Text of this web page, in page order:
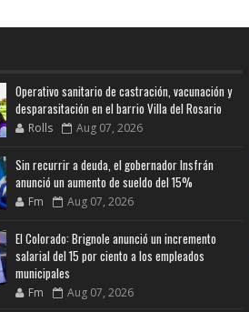
Operativo sanitario de castración, vacunación y
desparasitación en el barrio Villa del Rosario
Rolls Aug 07, 2026
Sin recurrir a deuda, el gobernador Insfrán
anunció un aumento de sueldo del 15%
Fm Aug 07, 2026
El Colorado: Brignole anunció un incremento
salarial del 15 por ciento a los empleados
municipales
Fm Aug 07, 2026